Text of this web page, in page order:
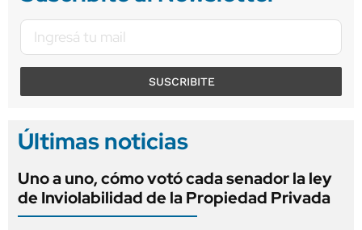
SUSCRIBITE
Últimas noticias
Uno a uno, cómo votó cada senador la ley
de Inviolabilidad de la Propiedad Privada